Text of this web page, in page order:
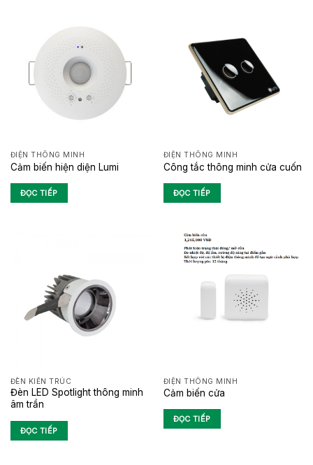
ĐIỆN THÔNG MINH
Cảm biến hiện diện Lumi
ĐỌC TIẾP
ĐIỆN THÔNG MINH
Công tắc thông minh cửa cuốn
ĐỌC TIẾP
ĐÈN KIẾN TRÚC
Đèn LED Spotlight thông minh
âm trần
ĐỌC TIẾP
ĐIỆN THÔNG MINH
Cảm biến cửa
ĐỌC TIẾP